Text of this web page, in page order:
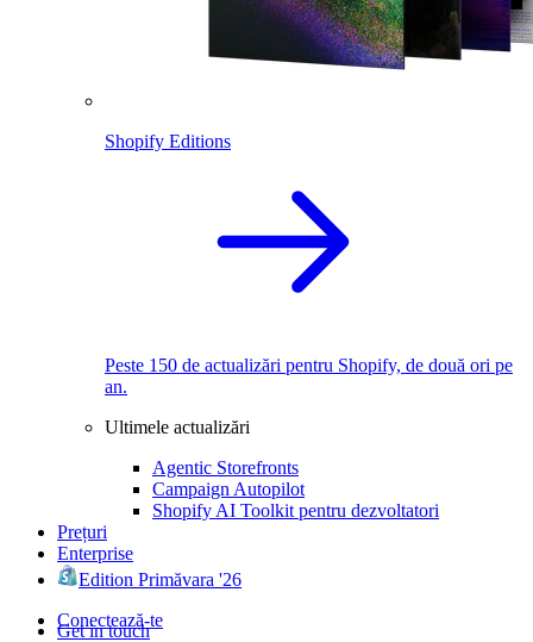
Shopify Editions
Peste 150 de actualizări pentru Shopify, de două ori pe
an.
Ultimele actualizări
Agentic Storefronts
Campaign Autopilot
Shopify AI Toolkit pentru dezvoltatori
Prețuri
Enterprise
Edition Primăvara '26
Conectează-te
Get in touch